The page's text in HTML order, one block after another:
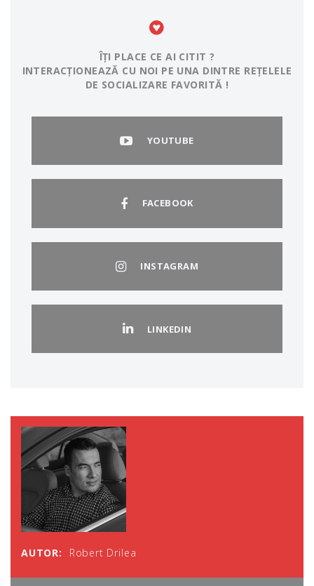
ÎȚI PLACE CE AI CITIT ?
INTERACȚIONEAZĂ CU NOI PE UNA DINTRE REȚELELE
DE SOCIALIZARE FAVORITĂ !
YOUTUBE
FACEBOOK
INSTAGRAM
LINKEDIN
AUTOR: Robert Drilea